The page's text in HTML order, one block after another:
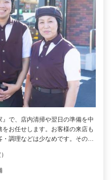
で、店内清掃や翌日の準備を中
お任せします。お客様の来店も
・調理などは少なめです。その…